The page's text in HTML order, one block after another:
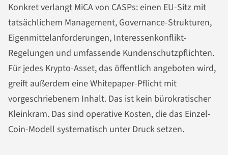
Konkret verlangt MiCA von CASPs: einen EU-Sitz mit
tatsächlichem Management, Governance-Strukturen,
Eigenmittelanforderungen, Interessenkonflikt-
Regelungen und umfassende Kundenschutzpflichten.
Für jedes Krypto-Asset, das öffentlich angeboten wird,
greift außerdem eine Whitepaper-Pflicht mit
vorgeschriebenem Inhalt. Das ist kein bürokratischer
Kleinkram. Das sind operative Kosten, die das Einzel-
Coin-Modell systematisch unter Druck setzen.